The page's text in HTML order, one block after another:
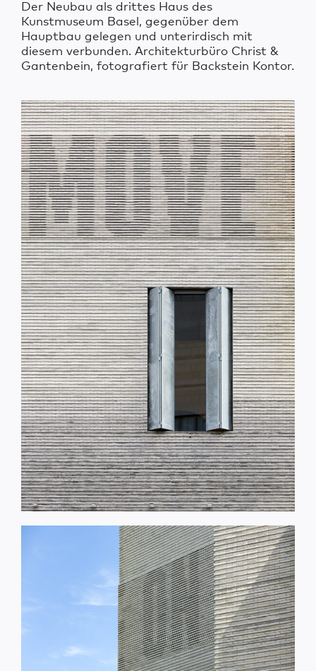
Der Neubau als drittes Haus des
Kunstmuseum Basel, gegenüber dem
Hauptbau gelegen und unterirdisch mit
diesem verbunden. Architekturbüro Christ &
Gantenbein, fotografiert für Backstein Kontor.